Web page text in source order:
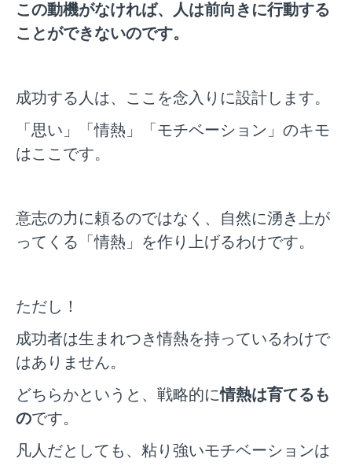
この動機がなければ、人は前向きに行動する
ことができないのです。
成功する人は、ここを念入りに設計します。
「思い」「情熱」「モチベーション」のキモ
はここです。
意志の力に頼るのではなく、自然に湧き上が
ってくる「情熱」を作り上げるわけです。
ただし！
成功者は生まれつき情熱を持っているわけで
はありません。
どちらかというと、戦略的に情熱は育てるも
のです。
凡人だとしても、粘り強いモチベーションは